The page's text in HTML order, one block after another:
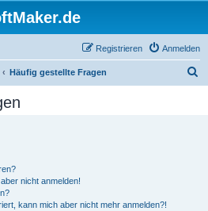
Anmelden
Registrieren
Häufig gestellte Fragen
nicht anmelden!
kann mich aber nicht mehr anmelden?!